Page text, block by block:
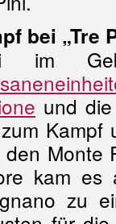
bei „Tre
im
und
den Monte
kam
zu